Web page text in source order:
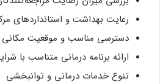
رعایت بهداشت و استانداردهای
دسترسی مناسب و موقعیت مکانی
ارائه برنامه درمانی متناسب با
تنوع خدمات درمانی و توانبخشی